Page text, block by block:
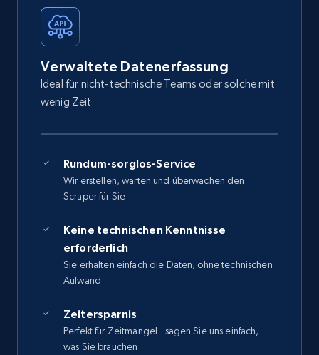
Verwaltete Datenerfassung
Ideal für nicht-technische Teams oder solche mit
wenig Zeit
Rundum-sorglos-Service
Wir erstellen, warten und überwachen den
Scraper für Sie
Keine technischen Kenntnisse
erforderlich
Sie erhalten einfach die Daten, ohne technischen
Aufwand
Zeitersparnis
Perfekt für Zeitmangel - sagen Sie uns einfach,
was Sie brauchen